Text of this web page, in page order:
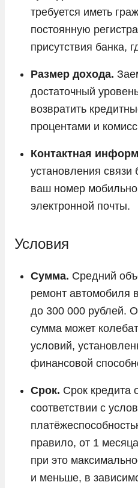
требуется иметь
постоянную
присутствия банка,
Размер дохода.
достаточный
возвратить
процентами и
Контактная
установления связи
ваш номер
электронной почты.
Условия
Сумма. Средний
ремонт автомобиля
до 300 000 рублей.
сумма может
условий,
финансовой
Срок. Срок кредита
соответствии с
правило, от 1
при это
и меньше, в